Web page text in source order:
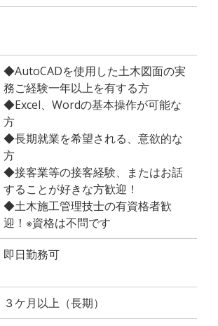
◆AutoCADを使用した土木図面の実
務ご経験一年以上を有する方
◆Excel、Wordの基本操作が可能な
方
◆長期就業を希望される、意欲的な
方
◆接客業等の接客経験、またはお話
することが好きな方歓迎！
◆土木施工管理技士の有資格者歓
迎！※資格は不問です
即日勤務可
３ケ月以上（長期）